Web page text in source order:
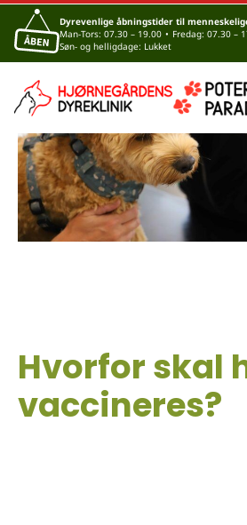
Dyrevenlige åbningstider til
Man-Tors: 07.30 – 19.00 • Fredag: 07.30 –
Søn- og helligdage: Lukket
Hvorfor skal
vaccineres?